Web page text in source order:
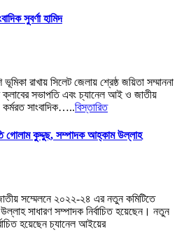
সুবর্ণা হামিদ
রাখায় সিলেট জেলায় শ্রেষ্ঠ জয়িতা সম্মাননা
ক্লাবের সভাপতি এবং চ্যানেল আই ও জাতীয়
সাংবাদিক…..বিস্তারিত
গোলাম কুদ্দুছ, সম্পাদক আহ্কাম উল্লাহ
সম্মেলনে ২০২২-২৪ এর নতুন কমিটিতে
সাধারণ সম্পাদক নির্বাচিত হয়েছেন। নতুন
হয়েছেন চ্যানেল আইয়ের